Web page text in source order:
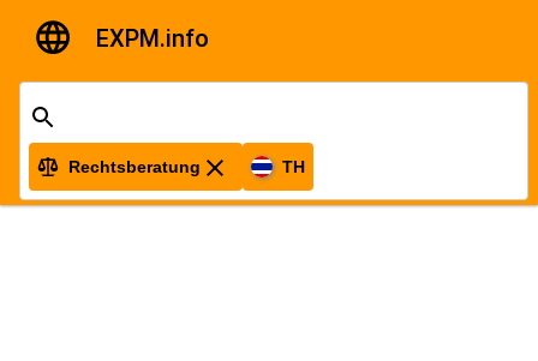
EXPM.info
Rechtsberatung TH